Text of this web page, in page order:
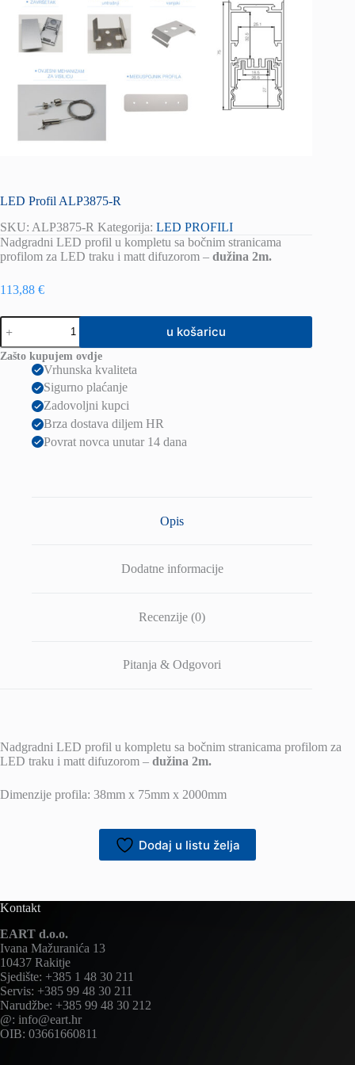
LED Profil ALP3875-R
SKU: ALP3875-R Kategorija: LED PROFILI
Nadgradni LED profil u kompletu sa bočnim stranicama
profilom za LED traku i matt difuzorom – dužina 2m.
113,88 €
LED
Profil
ALP3875-
R
količina
u košaricu
Zašto kupujem ovdje
Vrhunska kvaliteta
Sigurno plaćanje
Zadovoljni kupci
Brza dostava diljem HR
Povrat novca unutar 14 dana
Opis
Dodatne informacije
Recenzije (0)
Pitanja & Odgovori
Nadgradni LED profil u kompletu sa bočnim stranicama profilom za
LED traku i matt difuzorom – dužina 2m.
Dimenzije profila: 38mm x 75mm x 2000mm
Dodaj u listu želja
Kontakt
EART d.o.o.
Ivana Mažuranića 13
10437 Rakitje
Sjedište: +385 1 48 30 211
Servis: +385 99 48 30 211
Narudžbe: +385 99 48 30 212
@: info@eart.hr
OIB: 03661660811